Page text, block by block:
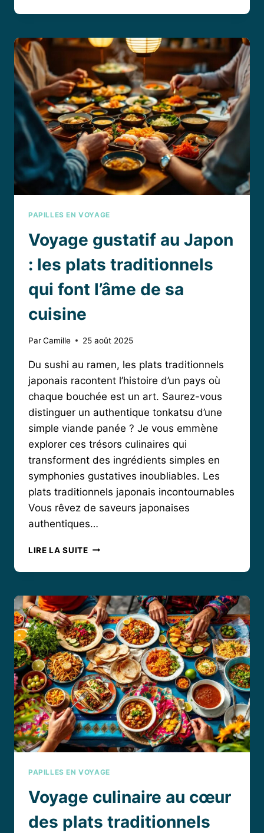
AVIS
CE
QU’IL
FAUT
SAVOIR
AVANT
DE
COMMANDER
PAPILLES EN VOYAGE
Voyage gustatif au Japon
: les plats traditionnels
qui font l’âme de sa
cuisine
ParCamille 25 août 2025
Du sushi au ramen, les plats traditionnels
japonais racontent l’histoire d’un pays où
chaque bouchée est un art. Saurez-vous
distinguer un authentique tonkatsu d’une
simple viande panée ? Je vous emmène
explorer ces trésors culinaires qui
transforment des ingrédients simples en
symphonies gustatives inoubliables. Les
plats traditionnels japonais incontournables
Vous rêvez de saveurs japonaises
authentiques…
LIRE LA SUITEVOYAGE
AU
:
LES
PLATS
TRADITIONNELS
QUI
FONT
L’ÂME
DE
SA
CUISINE
PAPILLES EN VOYAGE
Voyage culinaire au cœur
des plats traditionnels